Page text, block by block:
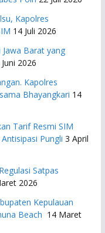
Kapolres
14 Juli 2026
Barat yang
2026
Kapolres
Bhayangkari 14
Tarif Resmi SIM
Pungli 3 April
Satpas
2026
Kepulauan
Beach 14 Maret